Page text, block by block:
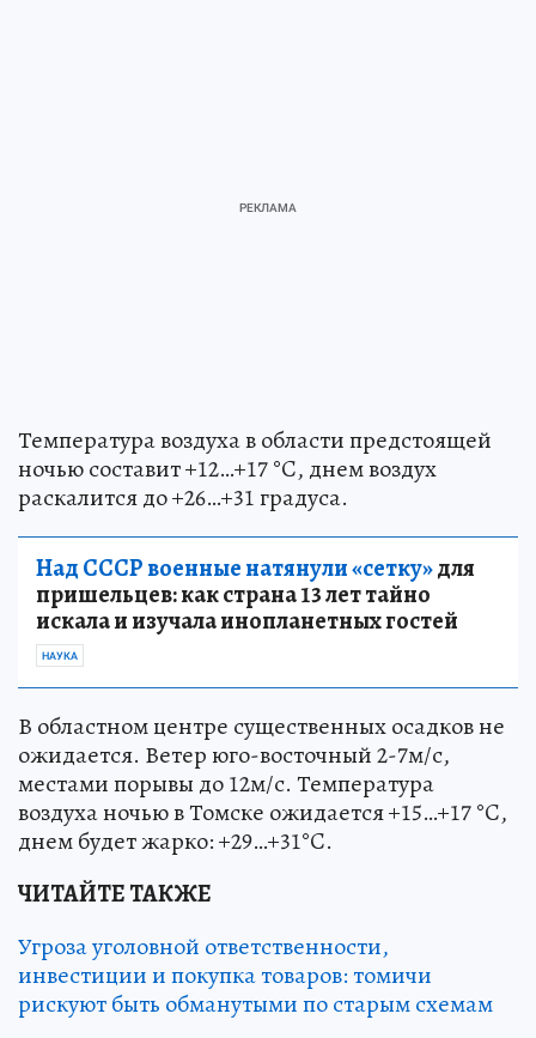
Температура воздуха в области предстоящей
ночью составит +12…+17 °C, днем воздух
раскалится до +26…+31 градуса.
Над СССР военные натянули «сетку»для
пришельцев: как страна 13 лет тайно
искала и изучала инопланетных гостей
НАУКА
В областном центре существенных осадков не
ожидается. Ветер юго-восточный 2-7м/с,
местами порывы до 12м/с. Температура
воздуха ночью в Томске ожидается +15…+17 °C,
днем будет жарко: +29…+31°C.
ЧИТАЙТЕ ТАКЖЕ
Угроза уголовной ответственности,
инвестиции и покупка товаров: томичи
рискуют быть обманутыми по старым схемам